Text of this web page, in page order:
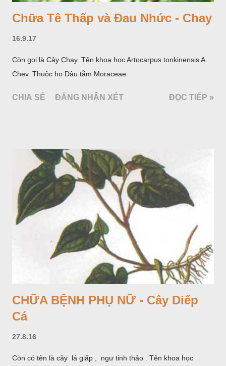
Chữa Tê Thấp và Đau Nhức - Chay
16.9.17
Còn gọi là Cây Chay. Tên khoa học Artocarpus tonkinensis A.
Chev. Thuộc họ Dâu tằm Moraceae.
CHIA SẺ ĐĂNG NHẬN XÉT ĐỌC TIẾP »
CHỮA BỆNH PHỤ NỮ - Cây Diếp
Cá
27.8.16
Còn có tên là cây lá giấp , ngư tinh thảo . Tên khoa học